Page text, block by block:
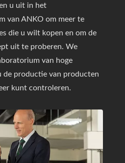
u uit in het
van ANKO om meer te
die u wilt kopen en om de
uit te proberen. We
van hoge
de productie van producten
kunt controleren.